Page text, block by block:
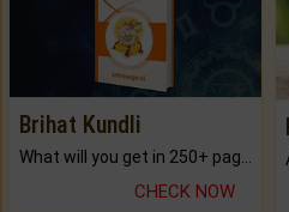
Brihat Kundli
CHECK NOW